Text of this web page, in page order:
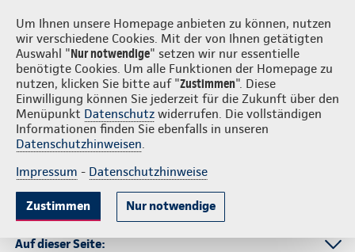
Um Ihnen unsere Homepage anbieten zu können, nutzen
wir verschiedene Cookies. Mit der von Ihnen getätigten
Auswahl "Nur notwendige" setzen wir nur essentielle
benötigte Cookies. Um alle Funktionen der Homepage zu
nutzen, klicken Sie bitte auf "Zustimmen". Diese
Einwilligung können Sie jederzeit für die Zukunft über den
Menüpunkt Datenschutz widerrufen. Die vollständigen
Informationen finden Sie ebenfalls in unseren
Datenschutzhinweisen.
Impressum - Datenschutzhinweise
Zustimmen Nur notwendige
Auf dieser Seite: